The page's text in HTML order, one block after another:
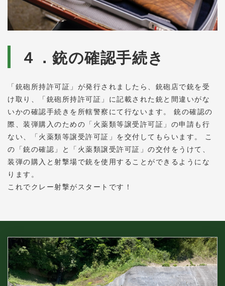
４．銃の確認手続き
「銃砲所持許可証」が発行されましたら、銃砲店で銃を受
け取り、「銃砲所持許可証」に記載された銃と間違いがな
いかの確認手続きを所轄警察にて行ないます。 銃の確認の
際、装弾購入のための「火薬類等譲受許可証」の申請も行
ない、「火薬類等譲受許可証」を交付してもらいます。 こ
の「銃の確認」と「火薬類譲受許可証」の交付をうけて、
装弾の購入と射撃場で銃を使用することができるようにな
ります。
これでクレー射撃がスタートです！